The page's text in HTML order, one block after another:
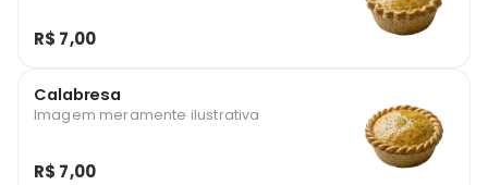
R$ 7,00
Calabresa
Imagem meramente ilustrativa
R$ 7,00